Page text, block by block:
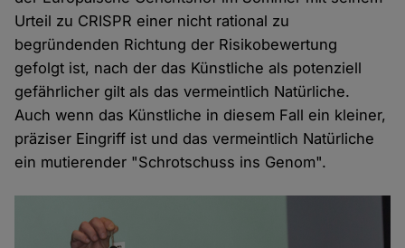
Urteil zu CRISPR einer nicht rational zu
begründenden Richtung der Risikobewertung
gefolgt ist, nach der das Künstliche als potenziell
gefährlicher gilt als das vermeintlich Natürliche.
Auch wenn das Künstliche in diesem Fall ein kleiner,
präziser Eingriff ist und das vermeintlich Natürliche
ein mutierender "Schrotschuss ins Genom".